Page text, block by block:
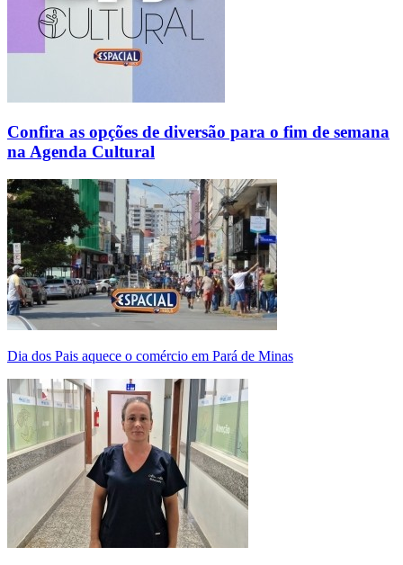
Confira as opções de diversão para o fim de semana
na Agenda Cultural
Dia dos Pais aquece o comércio em Pará de Minas